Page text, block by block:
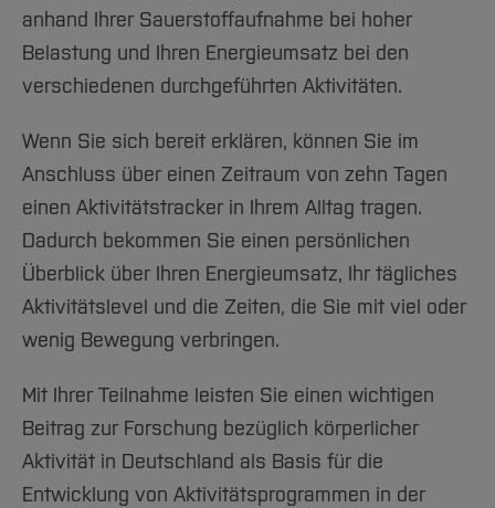
anhand Ihrer Sauerstoffaufnahme bei hoher
Belastung und Ihren Energieumsatz bei den
verschiedenen durchgeführten Aktivitäten.
Wenn Sie sich bereit erklären, können Sie im
Anschluss über einen Zeitraum von zehn Tagen
einen Aktivitätstracker in Ihrem Alltag tragen.
Dadurch bekommen Sie einen persönlichen
Überblick über Ihren Energieumsatz, Ihr tägliches
Aktivitätslevel und die Zeiten, die Sie mit viel oder
wenig Bewegung verbringen.
Mit Ihrer Teilnahme leisten Sie einen wichtigen
Beitrag zur Forschung bezüglich körperlicher
Aktivität in Deutschland als Basis für die
Entwicklung von Aktivitätsprogrammen in der